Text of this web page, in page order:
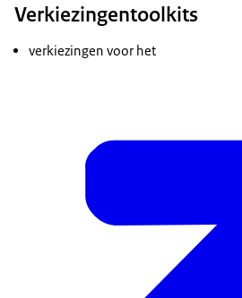
Verkiezingentoolkits
​​​​​​verkiezingen voor het